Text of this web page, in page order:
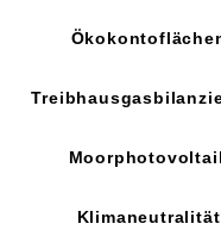
Klimaneutralität